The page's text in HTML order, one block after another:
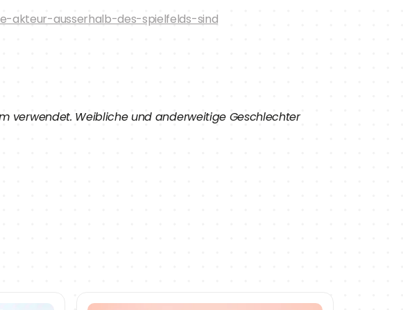
akteur-ausserhalb-des-spielfelds-sind
verwendet. Weibliche und anderweitige Geschlechter